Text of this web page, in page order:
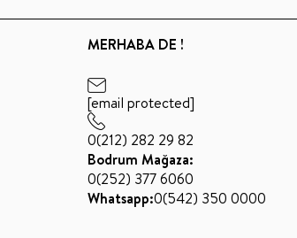
MERHABA DE !
[email protected]
0(212) 282 29 82
Bodrum Mağaza:
0(252) 377 6060
Whatsapp:0(542) 350 0000